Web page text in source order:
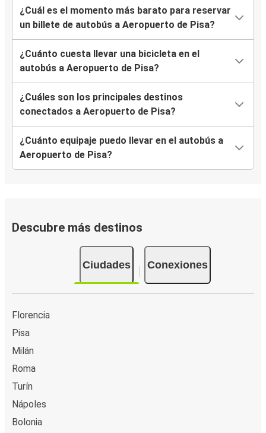
¿Cuál es el momento más barato para reservar
un billete de autobús a Aeropuerto de Pisa?
¿Cuánto cuesta llevar una bicicleta en el
autobús a Aeropuerto de Pisa?
¿Cuáles son los principales destinos
conectados a Aeropuerto de Pisa?
¿Cuánto equipaje puedo llevar en el autobús a
Aeropuerto de Pisa?
Descubre más destinos
Ciudades Conexiones
Florencia
Pisa
Milán
Roma
Turín
Nápoles
Bolonia